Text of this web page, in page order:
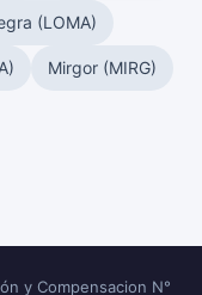
(LOMA)
Mirgor (MIRG)
y Compensacion N°